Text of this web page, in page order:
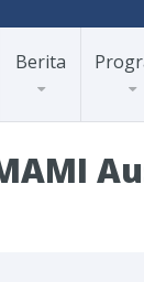
Berita